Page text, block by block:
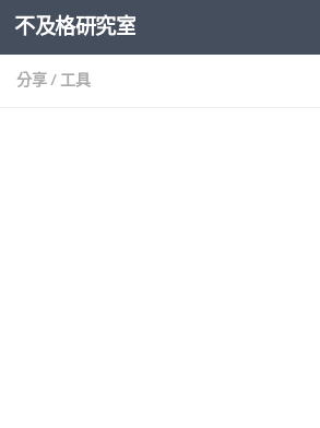
Skip to content
不及格研究室
分享/ 工具